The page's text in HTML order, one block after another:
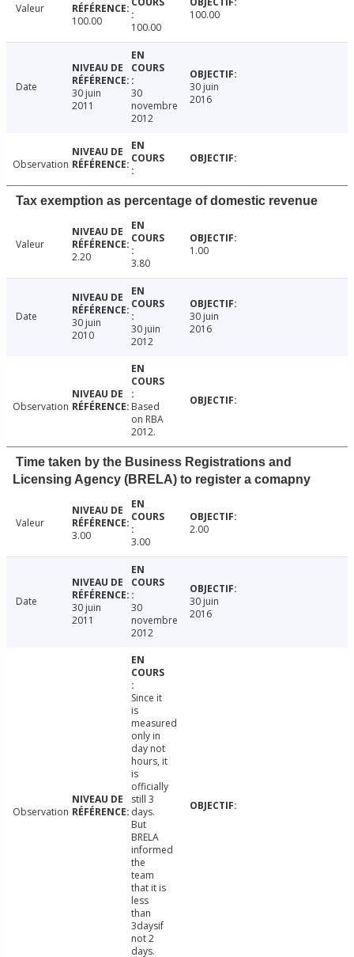
Valeur
100.00
100.00
100.00
Date
30 juin
2011
30
novembre
2012
30 juin
2016
Observation
Tax exemption as percentage of domestic revenue
Valeur
2.20
3.80
1.00
Date
30 juin
2010
30 juin
2012
30 juin
2016
Observation
Based
on RBA
2012.
Time taken by the Business Registrations and
Licensing Agency (BRELA) to register a comapny
Valeur
3.00
3.00
2.00
Date
30 juin
2011
30
novembre
2012
30 juin
2016
Observation
Since it
is
measured
only in
day not
hours, it
is
officially
still 3
days.
But
BRELA
informed
the
team
that it is
less
than
3daysif
not 2
days.